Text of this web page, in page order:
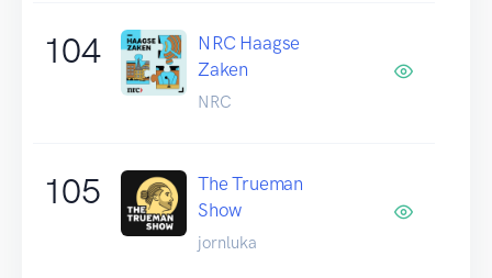
104
NRC Haagse
Zaken
NRC
105
The Trueman
Show
jornluka